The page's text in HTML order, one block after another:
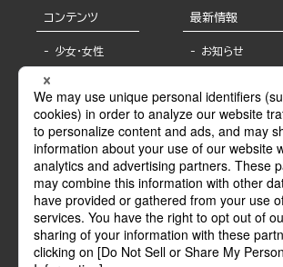
コンテンツ
少女・女性
BL
ライトノベル
青年・一般
グラビア・写真
モーター誌
SPECIAL
最新情報
お知らせ
報
書店様へ
海外ライセンシー
公式SNSアカウ
ント
作家一覧
Keyword list
Author list